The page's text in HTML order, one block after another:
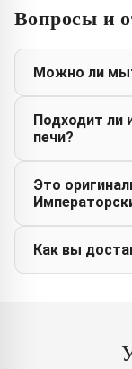
Вопросы и
Можно ли
Подходит ли
печи?
Это
Как вы